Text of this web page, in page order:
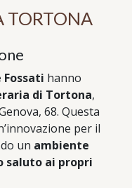
TORTONA
hanno
di Tortona,
68. Questa
per il
un ambiente
saluto ai propri